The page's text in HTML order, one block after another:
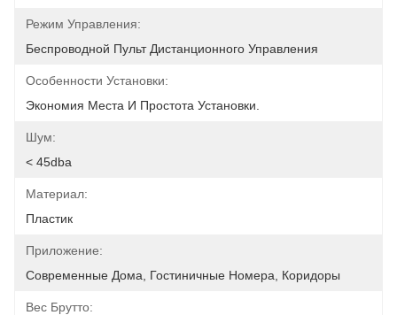
Режим Управления:
Беспроводной Пульт Дистанционного Управления
Особенности Установки:
Экономия Места И Простота Установки.
Шум:
< 45dba
Материал:
Пластик
Приложение:
Современные Дома, Гостиничные Номера, Коридоры
Вес Брутто: